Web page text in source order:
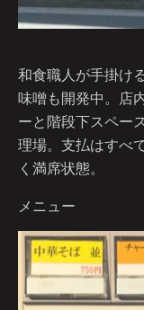
和食職人が手掛け
味噌も開発中。店
ーと階段下スペー
理場。支払はすべ
く満席状態。
メニュー